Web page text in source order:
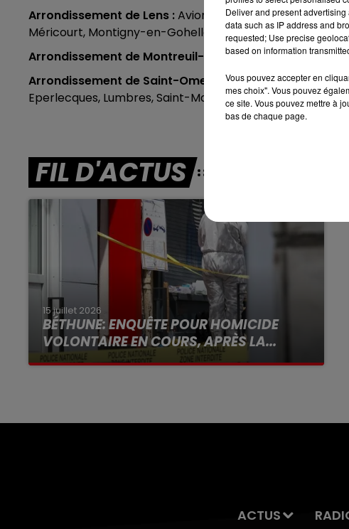
Arrondissement de Lens :Avion, Bully-les-Mines, Carvin,
Méricourt, Montigny-en-Gohelle.
Arrondissement de Montreuil-sur-Mer :Berck, Etaples,
Arrondissement de Saint-Omer :
Longuenesse, Saint-
Eperlecques, Lumbres, Saint-Martin-lez-Tatinghem,
FIL D'ACTUS
15 juillet 2026
BÉTHUNE: ENQUÊTE POUR HOMICIDE
VOLONTAIRE EN COURS, APRÈS LA...
Selon les premiers éléments, le logement
ACTUS
Deliver and present
data such as IP address and
requested; Use precise
based on information
Vous pouvez accepter en
mes choix". Vous pouvez
ce site. Vous pouvez mettre à
bas de chaque page.